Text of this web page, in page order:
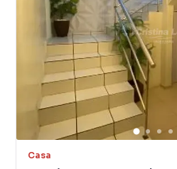
Casa